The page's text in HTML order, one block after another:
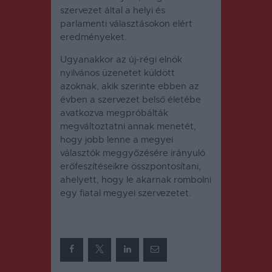
szervezet által a helyi és
parlamenti választásokon elért
eredményeket.
Ugyanakkor az új-régi elnök
nyilvános üzenetet küldött
azoknak, akik szerinte ebben az
évben a szervezet belső életébe
avatkozva megpróbálták
megváltoztatni annak menetét,
hogy jobb lenne a megyei
választók meggyőzésére irányuló
erőfeszítéseikre összpontosítani,
ahelyett, hogy le akarnak rombolni
egy fiatal megyei szervezetet.